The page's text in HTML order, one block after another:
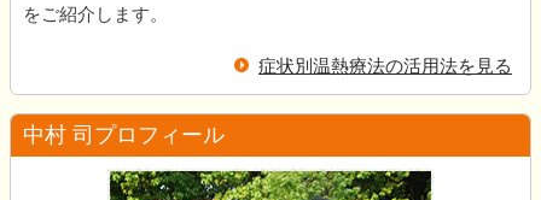
をご紹介します。
症状別温熱療法の活用法を見る
中村 司プロフィール